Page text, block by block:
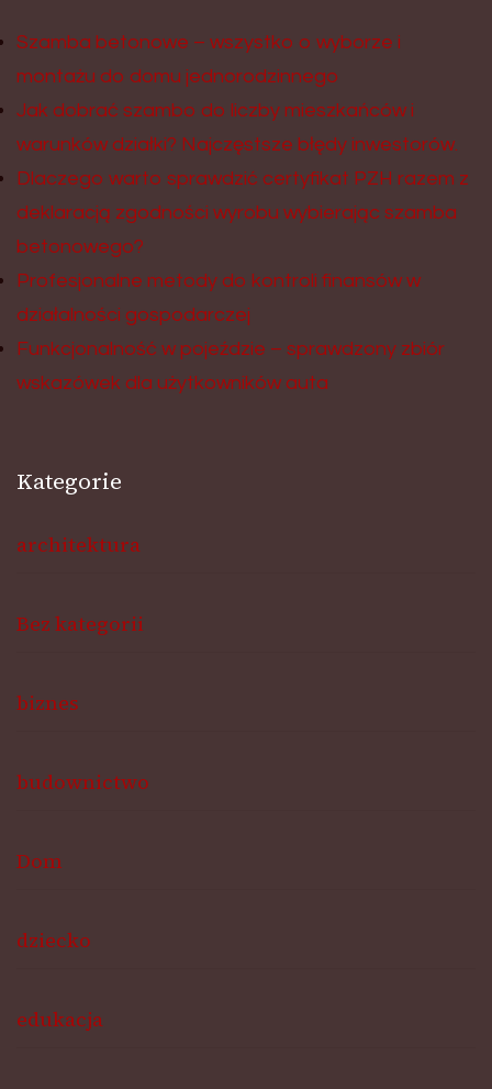
Szamba betonowe – wszystko o wyborze i
montażu do domu jednorodzinnego
Jak dobrać szambo do liczby mieszkańców i
warunków działki? Najczęstsze błędy inwestorów.
Dlaczego warto sprawdzić certyfikat PZH razem z
deklaracją zgodności wyrobu wybierając szamba
betonowego?
Profesjonalne metody do kontroli finansów w
działalności gospodarczej
Funkcjonalność w pojeździe – sprawdzony zbiór
wskazówek dla użytkowników auta
Kategorie
architektura
Bez kategorii
biznes
budownictwo
Dom
dziecko
edukacja